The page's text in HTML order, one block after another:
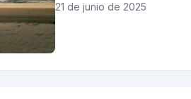
21 de junio de 2025